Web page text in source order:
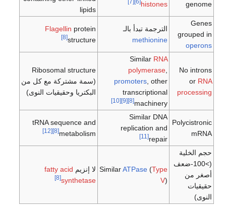
genome
histones
lipids
Genes
grouped in
operons
الترجمة تبدأ بالـ
methionine
Flagellin protein
structure
[8]
No introns
or RNA
processing
Similar RNA
polymerase
promoters , other
transcriptional
machinery
[8]
[9]
[10]
Ribosomal structure
(سمة مشتركة مع كل من
البكتريا وحقيقيات النوى)
Polycistronic
mRNA
Similar DNA
replication and
repair
[11]
tRNA sequence and
metabolism
[8]
[12]
حجم الخلية
(>100-ضعف
أصغر من
حقيقيات
النوى)
SimilarATPase (Type
V)
لا إنزيم fatty acid
synthetase
[8]